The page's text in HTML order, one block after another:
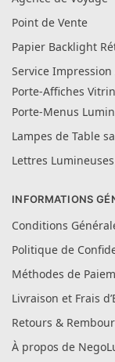
Point de Vente
Papier Backlight
Service Impression
Porte-Affiches
Porte-Menus
Lampes de Table
Lettres Lumineuses
INFORMATIONS
Conditions
Politique de
Méthodes de
Livraison et Frais
Retours &
À propos de